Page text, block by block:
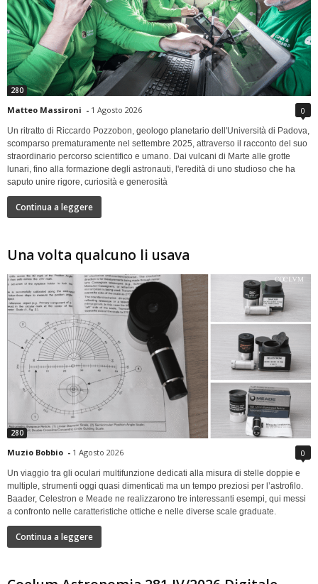
280
Matteo Massironi - 1 Agosto 2026 0
Un ritratto di Riccardo Pozzobon, geologo planetario dell'Università di Padova,
scomparso prematuramente nel settembre 2025, attraverso il racconto del suo
straordinario percorso scientifico e umano. Dai vulcani di Marte alle grotte
lunari, fino alla formazione degli astronauti, l'eredità di uno studioso che ha
saputo unire rigore, curiosità e generosità
Continua a leggere
Una volta qualcuno li usava
280
Muzio Bobbio - 1 Agosto 2026 0
Un viaggio tra gli oculari multifunzione dedicati alla misura di stelle doppie e
multiple, strumenti oggi quasi dimenticati ma un tempo preziosi per l’astrofilo.
Baader, Celestron e Meade ne realizzarono tre interessanti esempi, qui messi
a confronto nelle caratteristiche ottiche e nelle diverse scale graduate.
Continua a leggere